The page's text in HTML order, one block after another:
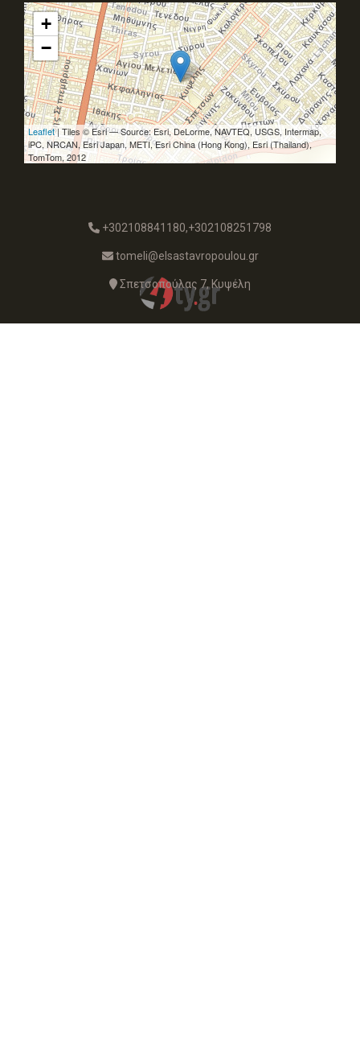
+
−
Leaflet| Tiles © Esri — Source: Esri, DeLorme, NAVTEQ, USGS, Intermap,
iPC, NRCAN, Esri Japan, METI, Esri China (Hong Kong), Esri (Thailand),
TomTom, 2012
+302108841180,+302108251798
tomeli@elsastavropoulou.gr
Σπετσοπούλας 7, Κυψέλη